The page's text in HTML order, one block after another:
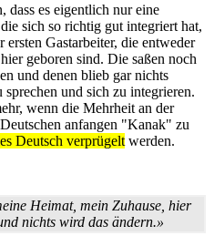
dass es eigentlich nur eine
sich so richtig gut integriert hat,
Gastarbeiter, die entweder
geboren sind. Die saßen noch
und denen blieb gar nichts
und sich zu integrieren.
wenn die Mehrheit an der
anfangen "Kanak" zu
Deutsch verprügelt werden.
Heimat, mein Zuhause, hier
nichts wird das ändern.»